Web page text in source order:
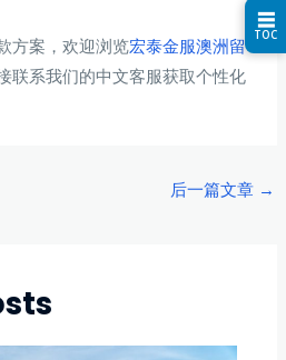
方案，欢迎浏览宏泰金服澳洲留
联系我们的中文客服获取个性化
后一篇文章 →
☰
TOC